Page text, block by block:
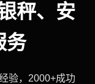
秤、安
务
验，2000+成功